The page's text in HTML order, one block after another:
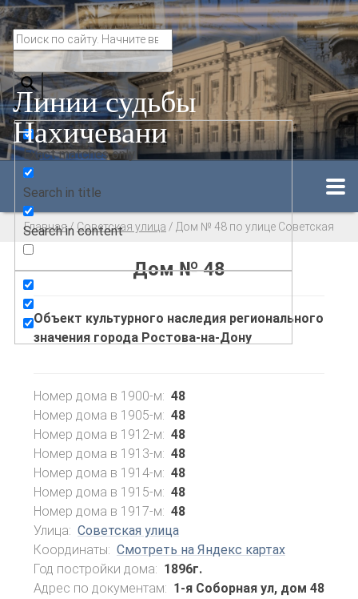
Линии судьбы
Нахичевани
Exact matches only
Search in title
Search in content
Главная/ Советская улица / Дом № 48 по улице Советская
Дом № 48
Объект культурного наследия регионального
значения города Ростова-на-Дону
Номер дома в 1900-м: 48
Номер дома в 1905-м: 48
Номер дома в 1912-м: 48
Номер дома в 1913-м: 48
Номер дома в 1914-м: 48
Номер дома в 1915-м: 48
Номер дома в 1917-м: 48
Улица: Советская улица
Координаты: Смотреть на Яндекс картах
Год постройки дома: 1896г.
Адрес по документам: 1-я Соборная ул, дом 48